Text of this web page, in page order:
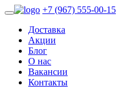
+7 (967) 555-00-15
Доставка
Акции
Блог
О нас
Вакансии
Контакты